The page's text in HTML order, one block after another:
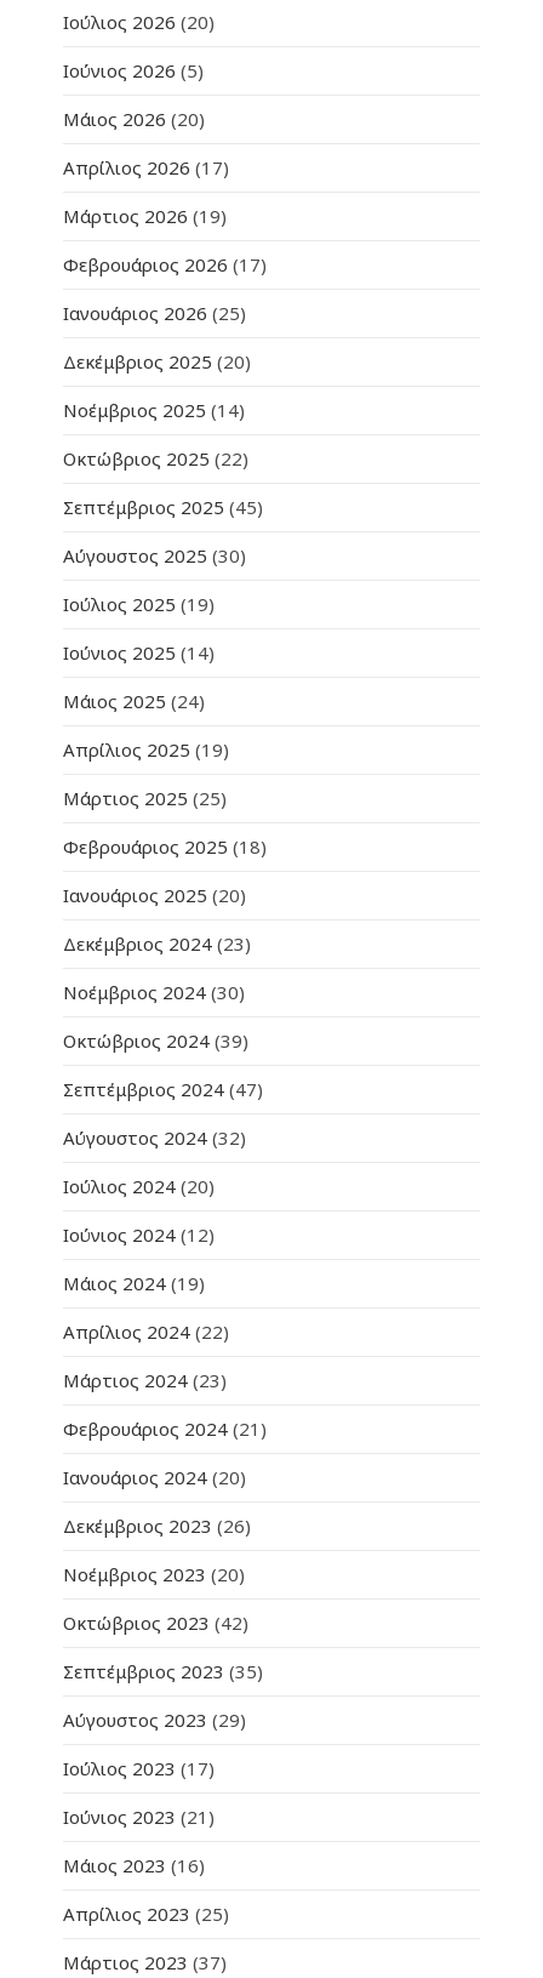
Ιούλιος 2026 (20)
Ιούνιος 2026 (5)
Μάιος 2026 (20)
Απρίλιος 2026 (17)
Μάρτιος 2026 (19)
Φεβρουάριος 2026 (17)
Ιανουάριος 2026 (25)
Δεκέμβριος 2025 (20)
Νοέμβριος 2025 (14)
Οκτώβριος 2025 (22)
Σεπτέμβριος 2025 (45)
Αύγουστος 2025 (30)
Ιούλιος 2025 (19)
Ιούνιος 2025 (14)
Μάιος 2025 (24)
Απρίλιος 2025 (19)
Μάρτιος 2025 (25)
Φεβρουάριος 2025 (18)
Ιανουάριος 2025 (20)
Δεκέμβριος 2024 (23)
Νοέμβριος 2024 (30)
Οκτώβριος 2024 (39)
Σεπτέμβριος 2024 (47)
Αύγουστος 2024 (32)
Ιούλιος 2024 (20)
Ιούνιος 2024 (12)
Μάιος 2024 (19)
Απρίλιος 2024 (22)
Μάρτιος 2024 (23)
Φεβρουάριος 2024 (21)
Ιανουάριος 2024 (20)
Δεκέμβριος 2023 (26)
Νοέμβριος 2023 (20)
Οκτώβριος 2023 (42)
Σεπτέμβριος 2023 (35)
Αύγουστος 2023 (29)
Ιούλιος 2023 (17)
Ιούνιος 2023 (21)
Μάιος 2023 (16)
Απρίλιος 2023 (25)
Μάρτιος 2023 (37)